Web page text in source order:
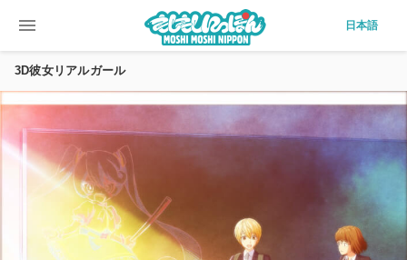
menu 日本語
3D彼女リアルガール